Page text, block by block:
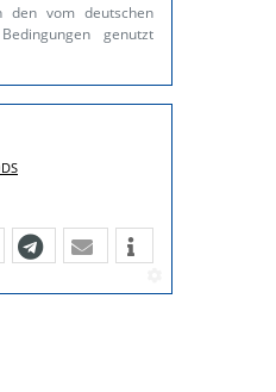
den vom deutschen
genutzt